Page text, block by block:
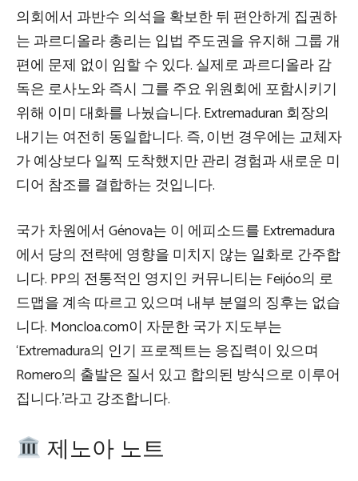
의회에서 과반수 의석을 확보한 뒤 편안하게 집권하
는 과르디올라 총리는 입법 주도권을 유지해 그룹 개
편에 문제 없이 임할 수 있다. 실제로 과르디올라 감
독은 로사노와 즉시 그를 주요 위원회에 포함시키기
위해 이미 대화를 나눴습니다. Extremaduran 회장의
내기는 여전히 동일합니다. 즉, 이번 경우에는 교체자
가 예상보다 일찍 도착했지만 관리 경험과 새로운 미
디어 참조를 결합하는 것입니다.
국가 차원에서 Génova는 이 에피소드를 Extremadura
에서 당의 전략에 영향을 미치지 않는 일화로 간주합
니다. PP의 전통적인 영지인 커뮤니티는 Feijóo의 로
드맵을 계속 따르고 있으며 내부 분열의 징후는 없습
니다. Moncloa.com이 자문한 국가 지도부는
‘Extremadura의 인기 프로젝트는 응집력이 있으며
Romero의 출발은 질서 있고 합의된 방식으로 이루어
집니다.’라고 강조합니다.
제노아 노트